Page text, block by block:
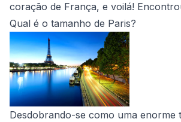
coração de França, e voilá!
Qual é o tamanho de Paris?
Desdobrando-se como uma enorme